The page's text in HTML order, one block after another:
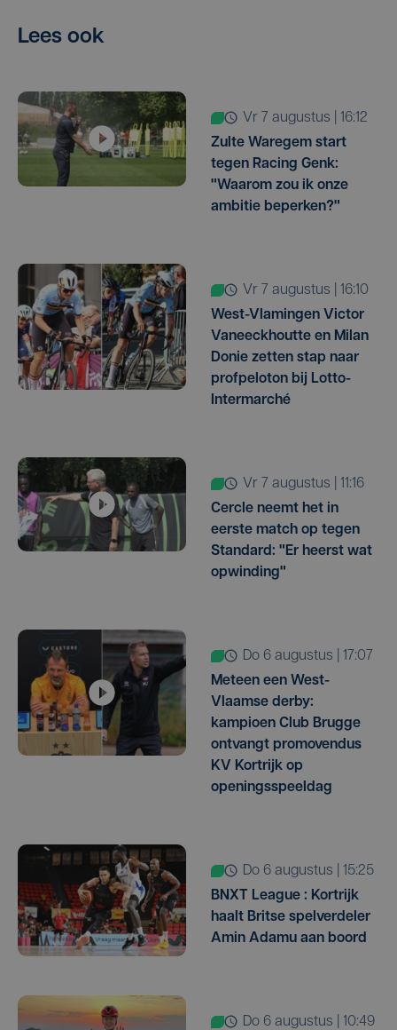
Lees ook
vr 7 augustus | 16:12
Zulte Waregem start
tegen Racing Genk:
"Waarom zou ik onze
ambitie beperken?"
vr 7 augustus | 16:10
West-Vlamingen Victor
Vaneeckhoutte en Milan
Donie zetten stap naar
profpeloton bij Lotto-
Intermarché
vr 7 augustus | 11:16
Cercle neemt het in
eerste match op tegen
Standard: "Er heerst wat
opwinding"
do 6 augustus | 17:07
Meteen een West-
Vlaamse derby:
kampioen Club Brugge
ontvangt promovendus
KV Kortrijk op
openingsspeeldag
do 6 augustus | 15:25
BNXT League : Kortrijk
haalt Britse spelverdeler
Amin Adamu aan boord
do 6 augustus | 10:49